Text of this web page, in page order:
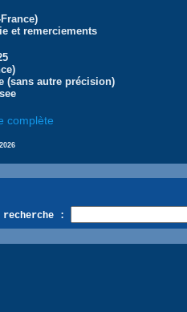
et remerciements
(sans autre précision)
complète
recherche :